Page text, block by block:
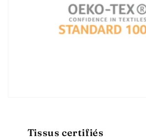
Tissus certifiés